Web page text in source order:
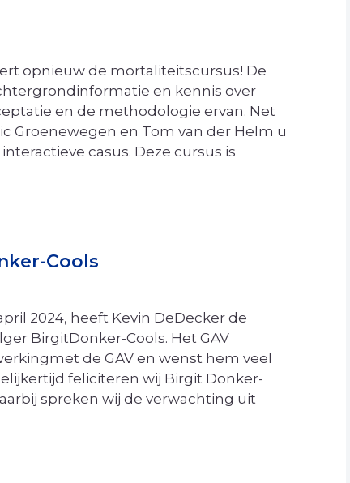
opnieuw de mortaliteitscursus! De
en kennis over
en de methodologie ervan. Net
Groenewegen en Tom van der Helm u
casus. Deze cursus is
Cools
2024, heeft Kevin DeDecker de
BirgitDonker-Cools. Het GAV
de GAV en wenst hem veel
feliciteren wij Birgit Donker-
spreken wij de verwachting uit